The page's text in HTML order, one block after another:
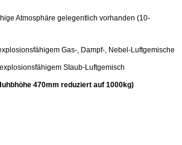
Atmosphäre gelegentlich vorhanden (10-
Gas-, Dampf-, Nebel-Luftgemische
Staub-Luftgemisch
470mm reduziert auf 1000kg)